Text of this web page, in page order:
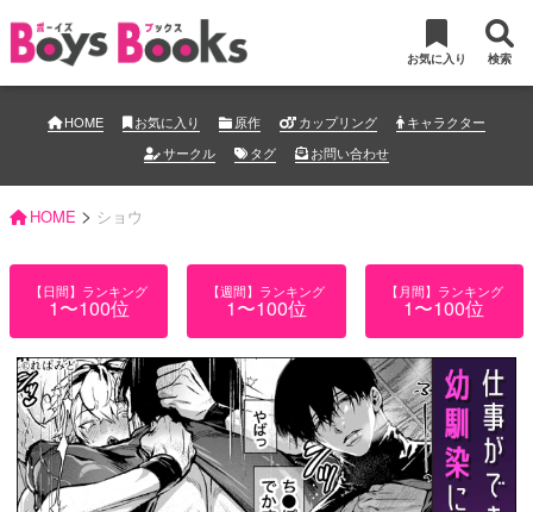
お気に入り 検索
HOME お気に入り 原作 カップリング
キャラクター
サークル
タグ お問い合わせ
HOME > ショウ
【日間】ランキング
1〜100位
【週間】ランキング
1〜100位
【月間】ランキング
1〜100位